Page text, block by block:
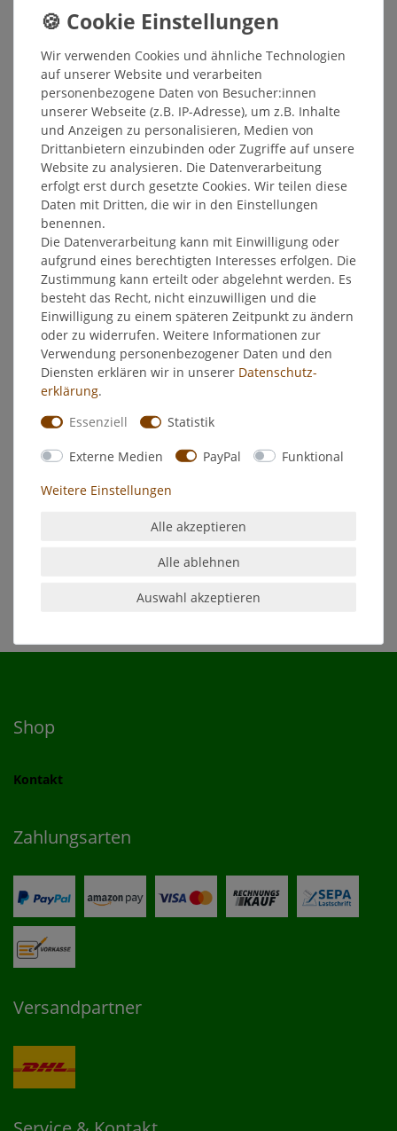
Stumpenkerze 70 x 130 mm weiß, 1
Stück, deutsche Produktion
2,65 € *
In den Warenkorb
*inkl. ges. MwSt. zzgl.Versandkosten
Stumpenkerze 70 x 150 mm rot, 1
Stück, deutsche Produktion
3,15 € *
In den Warenkorb
*inkl. ges. MwSt.zzgl. Versandkosten
Stumpenkerze 70 x 150 mm
rubinrot, 1 Stück, deutsche
Produktion
3,15 € *
*inkl. ges. MwSt.
Stumpenkerze 70 x 200 mm rot, 1
4,05 € *
In den Warenkorb
Shop
Kontakt
Zahlungsarten
Versandpartner
Wir verwenden Cookies und ähnliche Technologien
auf unserer Website und verarbeiten
personenbezogene Daten von Besucher:innen
unserer Webseite (z.B. IP-Adresse), um z.B. Inhalte
und Anzeigen zu personalisieren, Medien von
Drittanbietern einzubinden oder Zugriffe auf unsere
Website zu analysieren. Die Datenverarbeitung
erfolgt erst durch gesetzte Cookies. Wir teilen diese
Daten mit Dritten, die wir in den Einstellungen
benennen.
Die Datenverarbeitung kann mit Einwilligung oder
aufgrund eines berechtigten Interesses erfolgen. Die
Zustimmung kann erteilt oder abgelehnt werden. Es
besteht das Recht, nicht einzuwilligen und die
Einwilligung zu einem späteren Zeitpunkt zu ändern
oder zu widerrufen. Weitere Informationen zur
Verwendung personenbezogener Daten und den
Diensten erklären wir in unserer Daten­schutz­
erklärung.
Essenziell
Statistik
Externe Medien PayPal Funktional
Weitere Einstellungen
Alle akzeptieren
Alle ablehnen
Auswahl akzeptieren